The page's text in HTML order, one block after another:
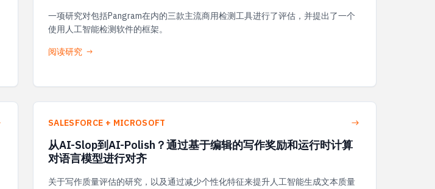
一项研究对包括Pangram在内的三款主流商用检测工具进行了评估，并提出了一个
使用人工智能检测软件的框架。
阅读研究
SALESFORCE + MICROSOFT
从AI-Slop到AI-Polish？通过基于编辑的写作奖励和运行时计算
对语言模型进行对齐
关于写作质量评估的研究，以及通过减少个性化特征来提升人工智能生成文本质量